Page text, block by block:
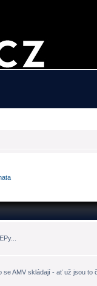
AMV skládají - ať už jsou to